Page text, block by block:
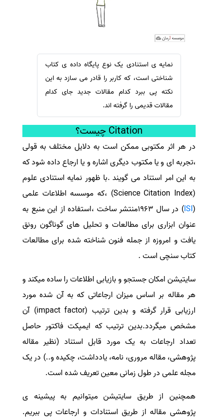
سفارش فرمت‌بندی
سفارش کاهش کمیت
سفارش معرفی مجله
سفارش معرفی مقاله
سفارش معرفی کتاب
سفارش ترجمه مولتی‌مدیا
سفارش گویندگی
سفارش تولید محتوا
سفارش ترجمه همزمان
سفارش چکیده گرافیکی
سفارش انگیزه‌نامه‌SOP
نمایه ی استنادی یک نوع پایگاه داده ی کتاب
شناختی است، که کاربر را قادر می سازد به این
نکته پی ببرد کدام مقالات جدید جای کدام
مقالات قدیمی را گرفته اند.
Citationچیست؟
در هر اثر مکتوبی ممکن است به دلایل مختلف به قولی
،تجربه ای و یا مکتوب دیگری اشاره و یا ارجاع داده شود که
به این امر استناد می گویند .با ظهور نمایه استنادی علوم
(Science Citation Index)
،که موسسه اطلاعات علمی
(
ISI
)
در سال 1963منتشر ساخت ،استفاده از این منبع به
عنوان ابزاری برای مطالعات و تحلیل های گوناگون رونق
یافت و امروزه از جمله فنون شناخته شده برای مطالعات
کتاب سنچی است .
سایتیشن امکان جستجو و بازیابی اطلاعات را ساده میکند و
هر مقاله بر اساس میزان ارجاعاتی که به آن شده مورد
ارزیابی قرار گرفته و بدین ترتیب (impact factor)
آن
مشخص میگردد.بدین ترتیب که ایمپکت فاکتور حاصل
تعداد ارجاعات به یک مورد قابل استناد (نظیر مقاله
پژوهشی، مقاله مروری، نامه، یادداشت، چکیده و..) در یک
مجله علمی در طول زمانی معین تعریف شده است.
همچنین از طریق سایتیشن میتوانیم به پیشینه ی
پژوهشی مقاله از طریق استنادات و ارجاعات پی ببریم.